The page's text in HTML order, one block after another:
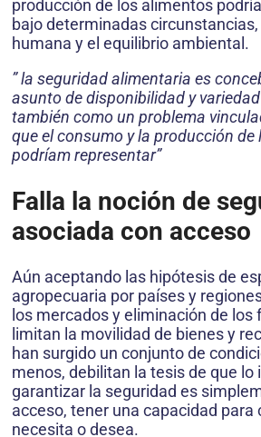
producción de los alimentos
bajo determinadas
humana y el equilibrio ambiental.
” la seguridad alimentaria es
asunto de disponibilidad y
también como un problema
que el consumo y la producción
podríam representar”
Falla la noción de
asociada con acceso
Aún aceptando las hipótesis de
agropecuaria por países y
los mercados y eliminación de los
limitan la movilidad de bienes y
han surgido un conjunto de
menos, debilitan la tesis de que
garantizar la seguridad es
acceso, tener una capacidad para
necesita o desea.